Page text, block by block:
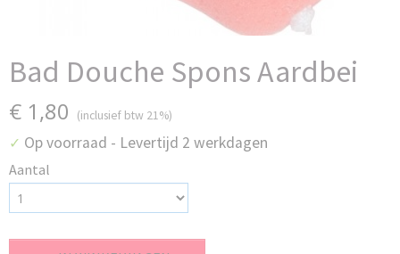
Bad Douche Spons Aardbei
€ 1,80 (inclusief btw 21%)
✓ Op voorraad - Levertijd 2 werkdagen
Aantal